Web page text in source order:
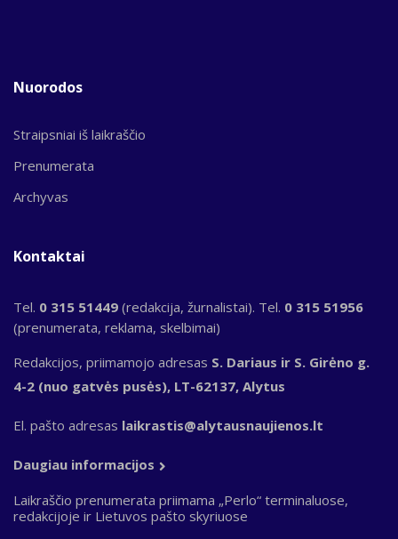
Nuorodos
Straipsniai iš laikraščio
Prenumerata
Archyvas
Kontaktai
Tel. 0 315 51449 (redakcija, žurnalistai). Tel. 0 315 51956
(prenumerata, reklama, skelbimai)
Redakcijos, priimamojo adresas S. Dariaus ir S. Girėno g.
4-2 (nuo gatvės pusės), LT-62137, Alytus
El. pašto adresas laikrastis@alytausnaujienos.lt
Daugiau informacijos
Laikraščio prenumerata priimama „Perlo“ terminaluose,
redakcijoje ir Lietuvos pašto skyriuose